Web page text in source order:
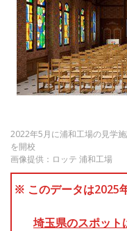
2022年5月に浦和工場の見学
を開校
画像提供：ロッテ 浦和工場
※ このデータは2025
埼玉県のスポット